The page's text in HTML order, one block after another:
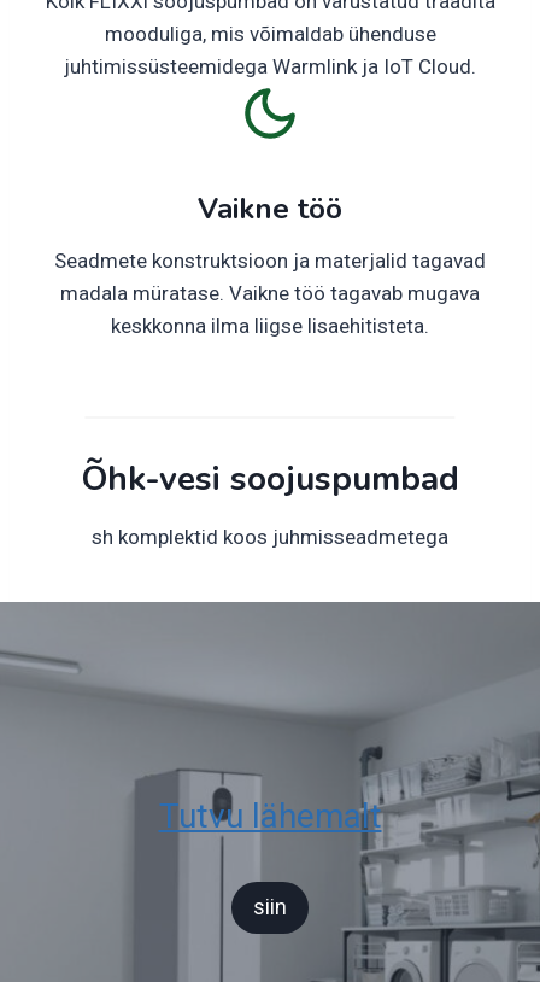
mooduliga, mis võimaldab ühenduse
juhtimissüsteemidega Warmlink ja IoT Cloud.
Vaikne töö
Seadmete konstruktsioon ja materjalid tagavad
madala müratase. Vaikne töö tagavab mugava
keskkonna ilma liigse lisaehitisteta.
Õhk-vesi soojuspumbad
sh komplektid koos juhmisseadmetega
Tutvu lähemalt
siin